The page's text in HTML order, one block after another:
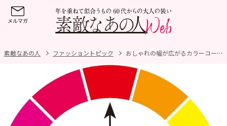
素敵なあの人 ファッショントピック おしゃれの幅が広がるカラーコーデとは？ 補色ってなに？ カラー初心者にもおススメの色の組み合わせを紹介！【60代ファッション】